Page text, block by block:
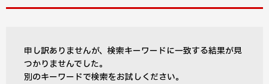
申し訳ありませんが、検索キーワードに一致する結果が見
つかりませんでした。
別のキーワードで検索をお試しください。